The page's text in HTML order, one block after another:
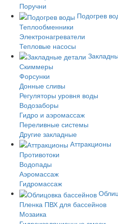
Поручни
Подогрев
Теплообменники
Электронагреватели
Тепловые насосы
Скиммеры
Форсунки
Донные сливы
Регуляторы уровня воды
Водозаборы
Гидро и аэромассаж
Переливные системы
Другие закладные
Аттракционы
Противотоки
Водопады
Аэромассаж
Гидромассаж
Пленка ПВХ для бассейнов
Мозаика